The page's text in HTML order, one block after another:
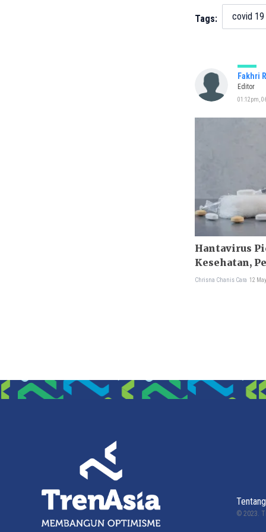
Tags: covid 19
Fakhri
Editor
01:12pm,
Hantavirus
Kesehatan,
Chrisna Chanis Cara 12
© 2023.